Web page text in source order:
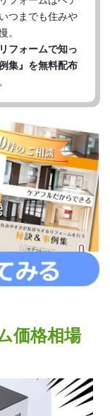
つまでも住みや
。
リフォームで知っ
集』を無料配布
価格相場